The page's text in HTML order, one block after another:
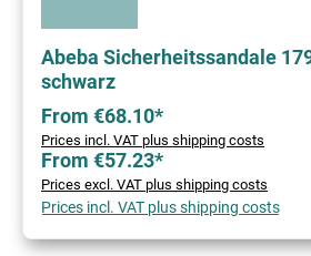
Abeba Sicherheitssandale
schwarz
From €68.10*
Prices incl. VAT plus shipping costs
From €57.23*
Prices excl. VAT plus shipping costs
Prices incl. VAT plus shipping costs